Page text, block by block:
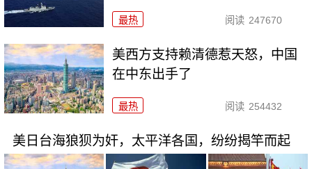
最热 阅读 247670
美西方支持赖清德惹天怒，中国
在中东出手了
最热 阅读 254432
美日台海狼狈为奸，太平洋各国，纷纷揭竿而起